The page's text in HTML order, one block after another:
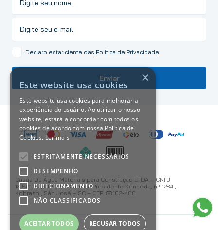
Declaro estar ciente das Política de Privacidade
Enviar
Casas Da Água Materiais para Construção LTDA – CNPJ
13.501.187/0001-59 Avenida Presidente Kennedy, nº 1284 ,
Kobrasol, São José – SC – CEP: 88.102-400
×
Este website usa cookies
Este website usa cookies para melhorar a
experiência do usuário. Ao utilizar o nosso
website, estará a concordar com todos os
cookies de acordo com nossa Política de
Cookies. Ler mais
ESTRITAMENTE NECESSÁRIOS
DESEMPENHO
DIRECIONAMENTO
NÃO CLASSIFICADOS
ACEITAR TODOS RECUSAR TODOS